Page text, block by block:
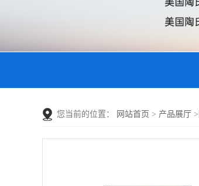
您当前的位置： 网站首页 > 产品展厅 >